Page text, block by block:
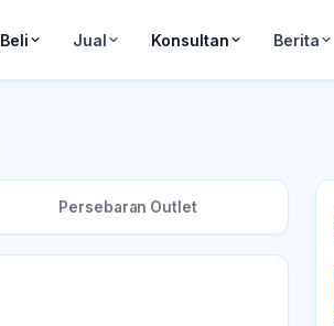
Beli Jual Konsultan Berita
Persebaran Outlet